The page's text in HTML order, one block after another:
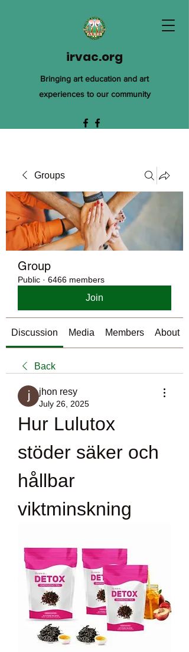
irvac.org
Bringing art education and art
experiences to our community
Groups
Group
Public · 6466 members
Join
Discussion Media Members About
Back
jhon resy
July 26, 2025
Hur Lulutox
stöder säker och
hållbar
viktminskning